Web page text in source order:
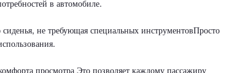
в автомобиле.
не требующая специальных инструментовПросто
просмотра Это позволяет каждому пассажиру